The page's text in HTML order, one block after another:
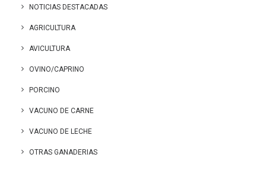
NOTICIAS DESTACADAS
AGRICULTURA
AVICULTURA
OVINO/CAPRINO
PORCINO
VACUNO DE CARNE
VACUNO DE LECHE
OTRAS GANADERIAS